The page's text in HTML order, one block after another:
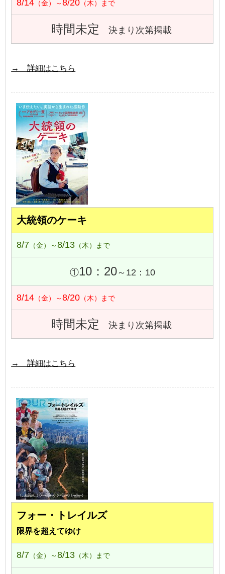
8/14 （金）～8/20 （木）まで
時間未定 決まり次第掲載
→ 詳細はこちら
大統領のケーキ
8/7 （金）～8/13 （木）まで
①10：20～12：10
8/14 （金）～8/20 （木）まで
時間未定 決まり次第掲載
→ 詳細はこちら
フォー・トレイルズ
限界を超えてゆけ
8/7 （金）～8/13 （木）まで